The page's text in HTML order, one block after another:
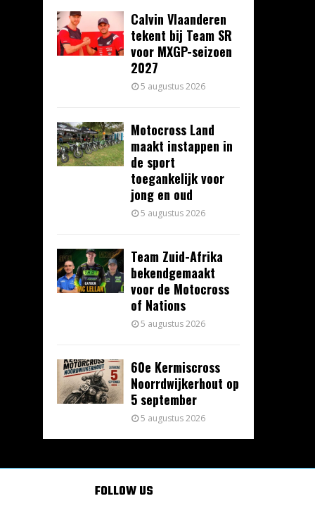
Calvin Vlaanderen
tekent bij Team SR
voor MXGP-seizoen
2027
5 augustus 2026
Motocross Land
maakt instappen in
de sport
toegankelijk voor
jong en oud
5 augustus 2026
Team Zuid-Afrika
bekendgemaakt
voor de Motocross
of Nations
5 augustus 2026
60e Kermiscross
Noorrdwijkerhout op
5 september
5 augustus 2026
FOLLOW US